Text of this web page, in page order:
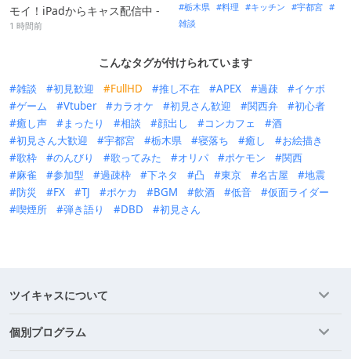
モイ！iPadからキャス配信中 -
1 時間前
栃木県 料理 キッチン
宇都宮
雑談
こんなタグが付けられています
雑談 初見歓迎 FullHD 推し不在 APEX 過疎
イケボ
ゲーム
Vtuber カラオケ 初見さん歓迎 関西弁
初心者
癒し声
まったり 相談 顔出し コンカフェ
酒
初見さん大歓迎
宇都宮 栃木県 寝落ち 癒し
お絵描き
歌枠
のんびり 歌ってみた オリパ ポケモン
関西
麻雀
参加型 過疎枠 下ネタ 凸 東京 名古屋
地震
防災
FX TJ ポケカ BGM 飲酒 低音
仮面ライダー
喫煙所
弾き語り DBD 初見さん
ツイキャスについて
個別プログラム